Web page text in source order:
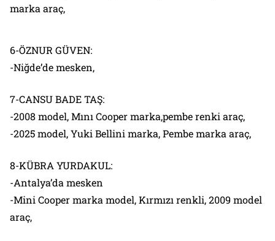
marka araç,
6-ÖZNUR GÜVEN:
-Niğde’de mesken,
7-CANSU BADE TAŞ:
-2008 model, Mını Cooper marka,pembe renki araç,
-2025 model, Yuki Bellini marka, Pembe marka araç,
8-KÜBRA YURDAKUL:
-Antalya’da mesken
-Mini Cooper marka model, Kırmızı renkli, 2009 model
araç,